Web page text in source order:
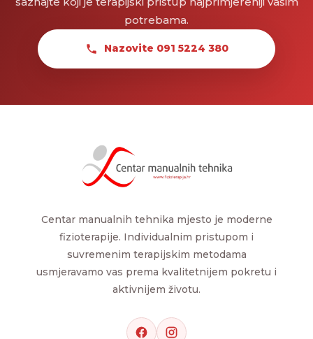
potrebama.
Nazovite 091 5224 380
Centar manualnih tehnika mjesto je moderne
fizioterapije. Individualnim pristupom i
suvremenim terapijskim metodama
usmjeravamo vas prema kvalitetnijem pokretu i
aktivnijem životu.